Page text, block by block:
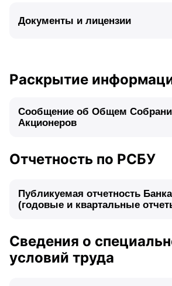
Документы и лицензии
Раскрытие
Сообщение об Общем
Акционеров
Отчетность по РСБУ
Публикуемая отчетность Банка
(годовые и квартальные
Дата размещения на сайте
Срок размещения: бессрочно
Сведения о
условий труда